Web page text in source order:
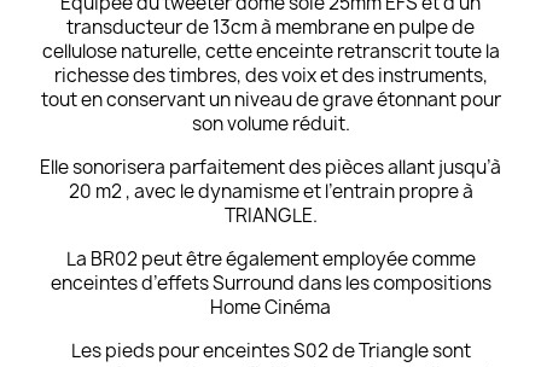
transducteur de 13cm à membrane en pulpe de
cellulose naturelle, cette enceinte retranscrit toute la
richesse des timbres, des voix et des instruments,
tout en conservant un niveau de grave étonnant pour
son volume réduit.
Elle sonorisera parfaitement des pièces allant jusqu’à
20 m2 , avec le dynamisme et l’entrain propre à
TRIANGLE.
La BR02 peut être également employée comme
enceintes d’effets Surround dans les compositions
Home Cinéma
Les pieds pour enceintes S02 de Triangle sont